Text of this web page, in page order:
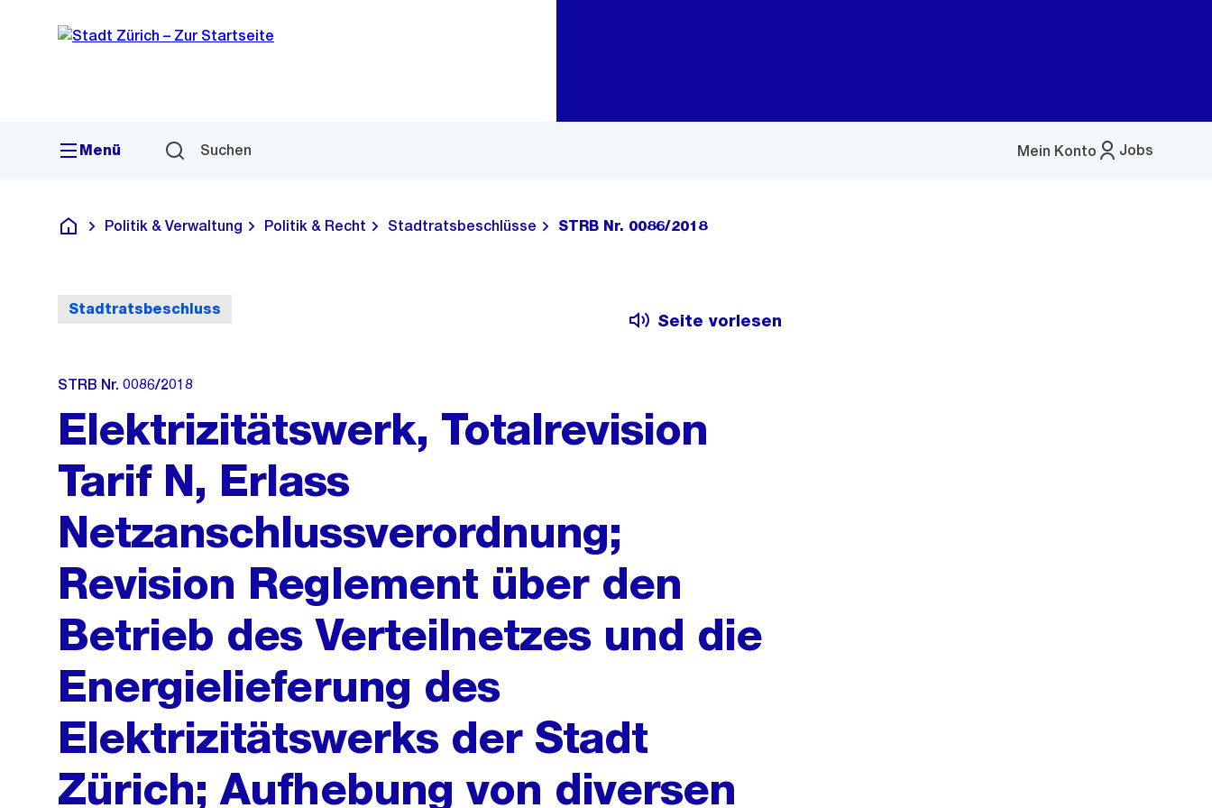
Navigation
Sprunglink
Menü Suchen Jobs
Mein Konto
Menü
Deutsch
Politik & Verwaltung Politik & Recht Stadtratsbeschlüsse STRB Nr. 0086/2018
Stadtratsbeschluss
Seite vorlesen
STRB Nr. 0086/2018
Elektrizitätswerk, Totalrevision
Tarif N, Erlass
Netzanschlussverordnung;
Revision Reglement über den
Betrieb des Verteilnetzes und die
Energielieferung des
Elektrizitätswerks der Stadt
Zürich; Aufhebung von diversen